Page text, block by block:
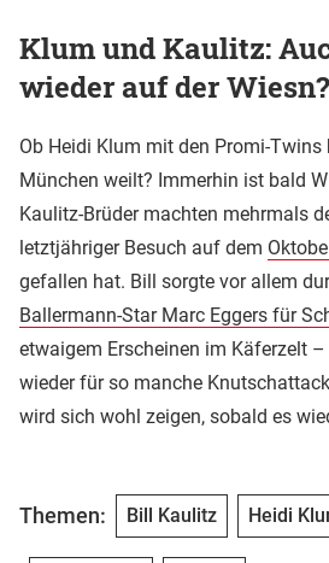
Klum und Kaulitz:
wieder auf der Wiesn?
Ob Heidi Klum mit den Promi-Twins
München weilt? Immerhin ist bald
Kaulitz-Brüder machten mehrmals
letztjähriger Besuch auf dem
gefallen hat. Bill sorgte vor allem
Ballermann-Star Marc Eggers für
etwaigem Erscheinen im Käferzelt
wieder für so manche
wird sich wohl zeigen, sobald es
Themen: Bill Kaulitz Heidi